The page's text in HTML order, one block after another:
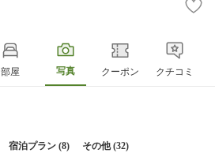
部屋 写真 クーポン クチコミ
宿泊プラン (8) その他 (32)